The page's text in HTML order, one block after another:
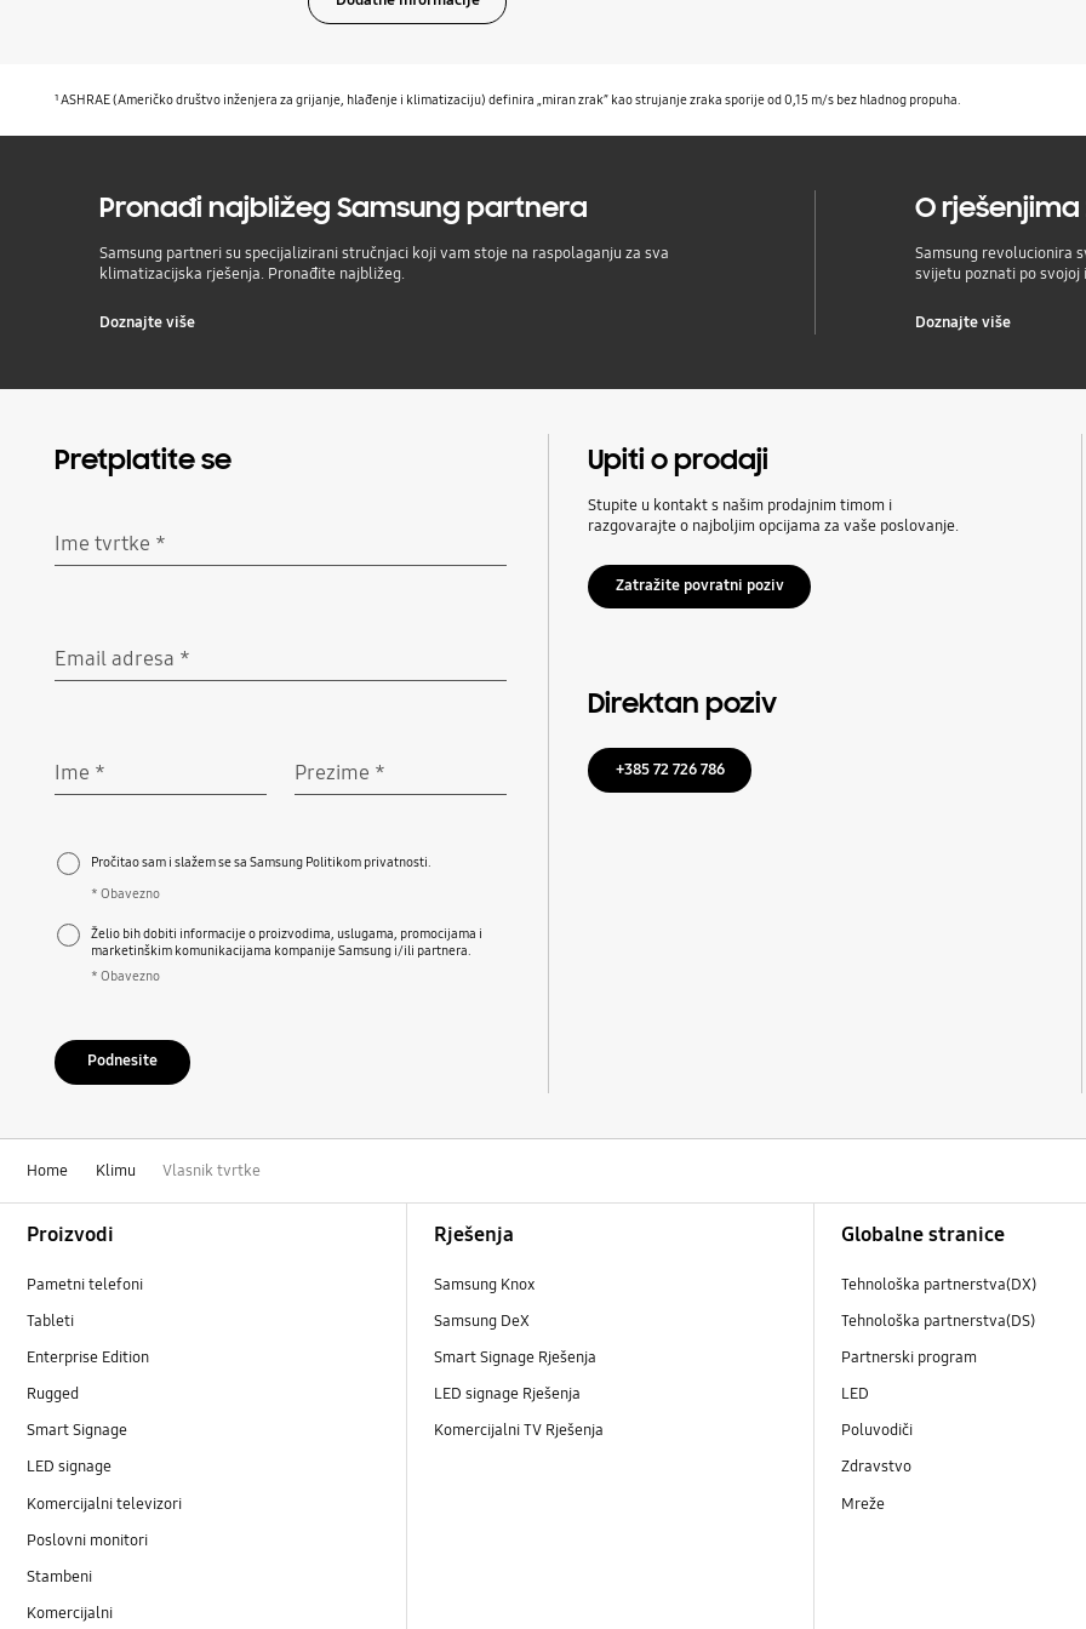
¹ ASHRAE (Američko društvo inženjera za grijanje, hlađenje i klimatizaciju) definira „miran zrak” kao strujanje zraka sporije od 0,15 m/s bez hladnog propuha.
Pronađi najbližeg Samsung partnera
Samsung partneri su specijalizirani stručnjaci koji vam stoje na raspolaganju za sva
klimatizacijska rješenja. Pronađite najbližeg.
Doznajte više
O
Samsung revolucionira
svijetu poznati po
Doznajte više
Pretplatite se
Ime tvrtke *
Email adresa *
Ime * Prezime *
Pročitao sam i slažem se sa Samsung Politikom privatnosti.
* Obavezno
Želio bih dobiti informacije o proizvodima, uslugama, promocijama i
marketinškim komunikacijama kompanije Samsung i/ili partnera.
* Obavezno
Podnesite
Upiti o prodaji
Stupite u kontakt s našim prodajnim timom i
razgovarajte o najboljim opcijama za vaše poslovanje.
Zatražite povratni poziv
Direktan poziv
+385 72 726 786
Home Klimu Vlasnik tvrtke
Proizvodi
Pametni telefoni
Tableti
Enterprise Edition
Rugged
Smart Signage
LED signage
Komercijalni televizori
Poslovni monitori
Stambeni
Komercijalni
Rješenja
Samsung Knox
Samsung DeX
Smart Signage Rješenja
LED signage Rješenja
Komercijalni TV Rješenja
Globalne stranice
Tehnološka partnerstva(DX)
Tehnološka partnerstva(DS)
Partnerski program
LED
Poluvodiči
Zdravstvo
Mreže